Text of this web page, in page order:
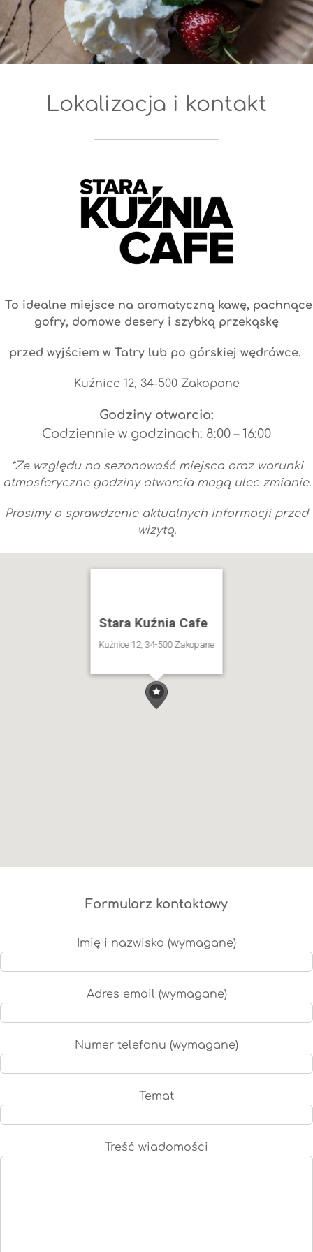
Lokalizacja i kontakt
To idealne miejsce na aromatyczną kawę, pachnące
gofry, domowe desery i szybką przekąskę
przed wyjściem w Tatry lub po górskiej wędrówce.
Kuźnice 12, 34-500 Zakopane
Godziny otwarcia:
Codziennie w godzinach: 8:00 – 16:00
*Ze względu na sezonowość miejsca oraz warunki
atmosferyczne godziny otwarcia mogą ulec zmianie.
Prosimy o sprawdzenie aktualnych informacji przed
wizytą.
Stara Kuźnia Cafe
Kuźnice 12, 34-500 Zakopane
Formularz kontaktowy
Imię i nazwisko (wymagane)
Adres email (wymagane)
Numer telefonu (wymagane)
Temat
Treść wiadomości